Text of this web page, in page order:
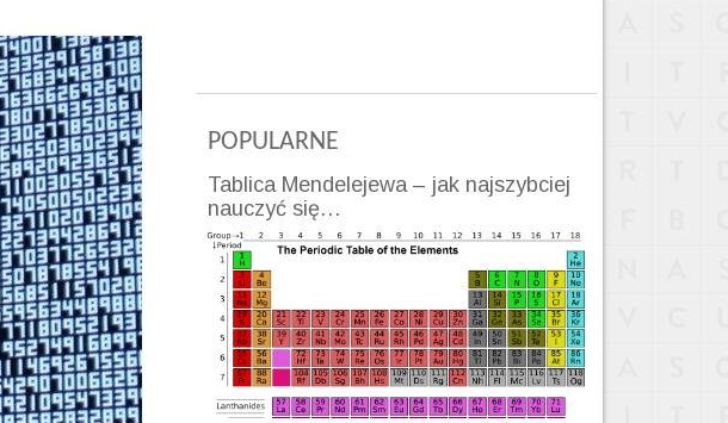
POPULARNE
Tablica Mendelejewa – jak najszybciej
nauczyć się…